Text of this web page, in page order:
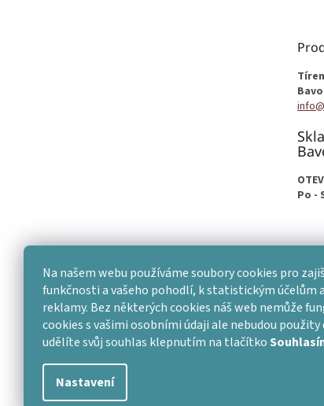
Na našem webu používáme soubory cookies pro
funkčnosti a vašeho pohodlí, k statistickým účelům
reklamy. Bez některých cookies náš web nemůže
cookies s vašimi osobními údaji ale nebudou
udělíte svůj souhlas klepnutím na tlačítko
Nastavení
Po -